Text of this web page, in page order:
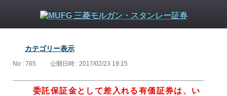
カテゴリー表示
No : 765 公開日時 : 2017/02/23 19:15
委託保証金として差入れる有価証券は、い